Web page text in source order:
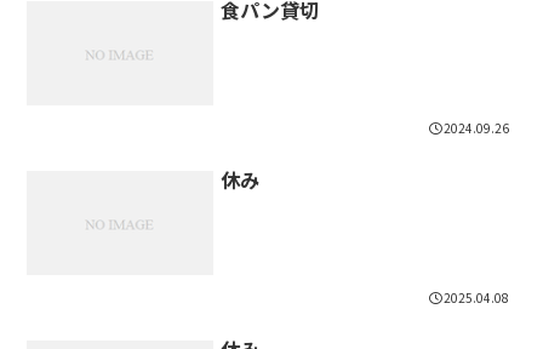
食パン貸切
2024.09.26
休み
2025.04.08